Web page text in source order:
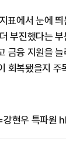
표에서 눈에
부진했다는
금융 지원을
회복됐을지 주
강현우 특파